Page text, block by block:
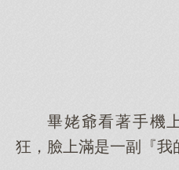
畢姥爺看著手機
狂，臉上滿是一副『我